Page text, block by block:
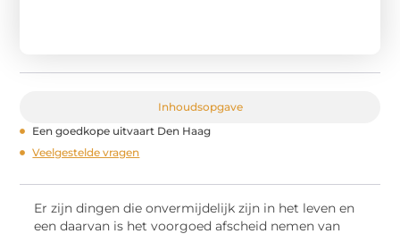
Inhoudsopgave
Een goedkope uitvaart Den Haag
Veelgestelde vragen
Er zijn dingen die onvermijdelijk zijn in het leven en
een daarvan is het voorgoed afscheid nemen van